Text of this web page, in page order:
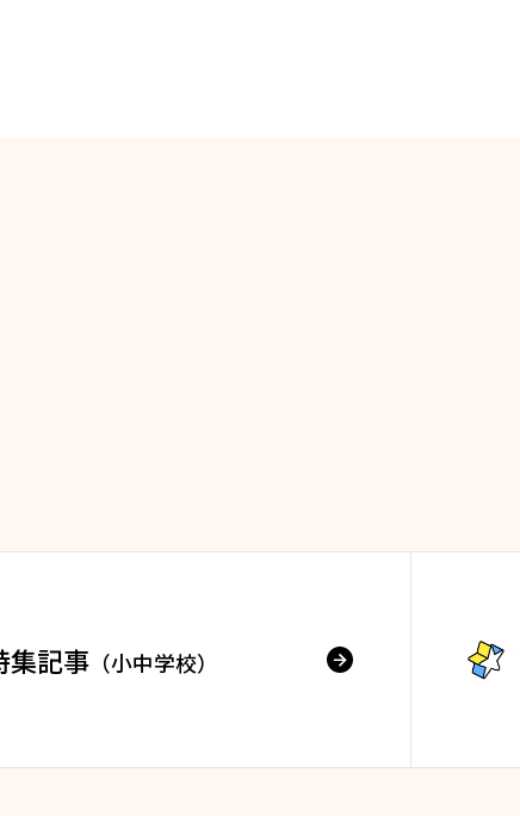
集記事 （小中学校）